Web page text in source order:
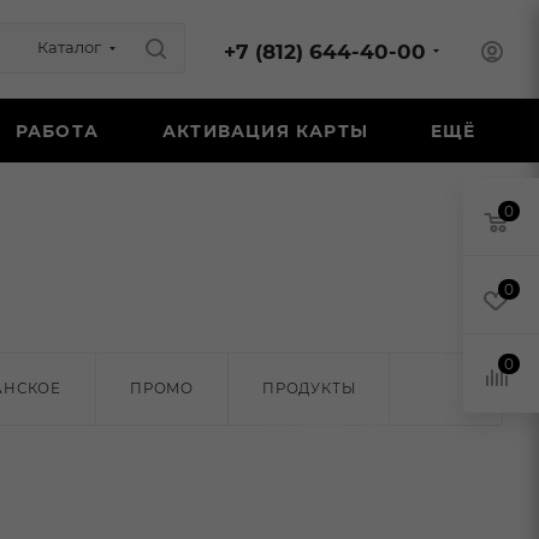
Каталог +7 (812) 644-40-00
РАБОТА АКТИВАЦИЯ КАРТЫ ЕЩЁ
ПРОМО ПРОДУКТЫ
ВИНО
0
0
0